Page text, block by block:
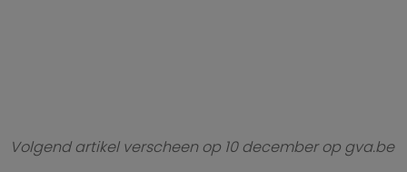
Volgend artikel verscheen op 10 december op gva.be